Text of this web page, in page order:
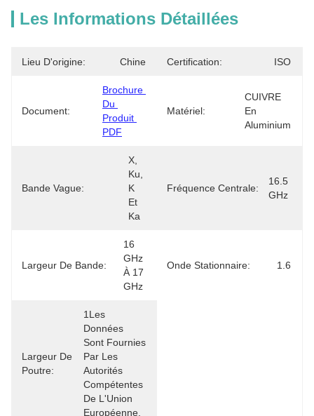
Les Informations Détaillées
Lieu D'origine: Chine Certification: ISO
Document:
Brochure
Du
Produit
PDF
Matériel:
CUIVRE
En
Aluminium
Bande Vague:
X,
Ku,
K
Et
Ka
Fréquence Centrale:
16.5
GHz
Largeur De Bande:
16
GHz
À 17
GHz
Onde Stationnaire: 1.6
Largeur De
Poutre:
1Les
Données
Sont Fournies
Par Les
Autorités
Compétentes
De L'Union
Européenne.